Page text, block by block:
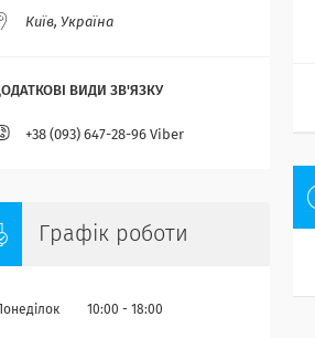
Київ, Україна
+38 (093) 647-28-96 Viber
Графік роботи
Понеділок 10:00 18:00